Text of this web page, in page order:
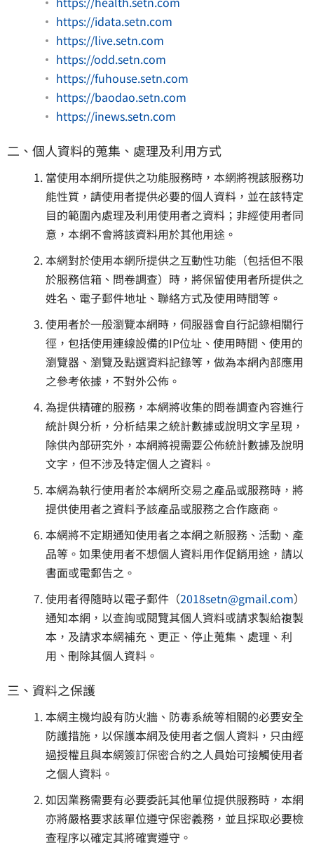
https://idata.setn.com
https://live.setn.com
https://odd.setn.com
https://fuhouse.setn.com
https://baodao.setn.com
https://inews.setn.com
二、個人資料的蒐集、處理及利用方式
當使用本網所提供之功能服務時，本網將視該服務功
能性質，請使用者提供必要的個人資料，並在該特定
目的範圍內處理及利用使用者之資料；非經使用者同
意，本網不會將該資料用於其他用途。
本網對於使用本網所提供之互動性功能（包括但不限
於服務信箱、問卷調查）時，將保留使用者所提供之
姓名、電子郵件地址、聯絡方式及使用時間等。
使用者於一般瀏覽本網時，伺服器會自行記錄相關行
徑，包括使用連線設備的IP位址、使用時間、使用的
瀏覽器、瀏覽及點選資料記錄等，做為本網內部應用
之參考依據，不對外公佈。
為提供精確的服務，本網將收集的問卷調查內容進行
統計與分析，分析結果之統計數據或說明文字呈現，
除供內部研究外，本網將視需要公佈統計數據及說明
文字，但不涉及特定個人之資料。
本網為執行使用者於本網所交易之產品或服務時，將
提供使用者之資料予該產品或服務之合作廠商。
本網將不定期通知使用者之本網之新服務、活動、產
品等。如果使用者不想個人資料用作促銷用途，請以
書面或電郵告之。
使用者得隨時以電子郵件（2018setn@gmail.com）
通知本網，以查詢或閱覽其個人資料或請求製給複製
本，及請求本網補充、更正、停止蒐集、處理、利
用、刪除其個人資料。
三、資料之保護
本網主機均設有防火牆、防毒系統等相關的必要安全
防護措施，以保護本網及使用者之個人資料，只由經
過授權且與本網簽訂保密合約之人員始可接觸使用者
之個人資料。
如因業務需要有必要委託其他單位提供服務時，本網
亦將嚴格要求該單位遵守保密義務，並且採取必要檢
查程序以確定其將確實遵守。